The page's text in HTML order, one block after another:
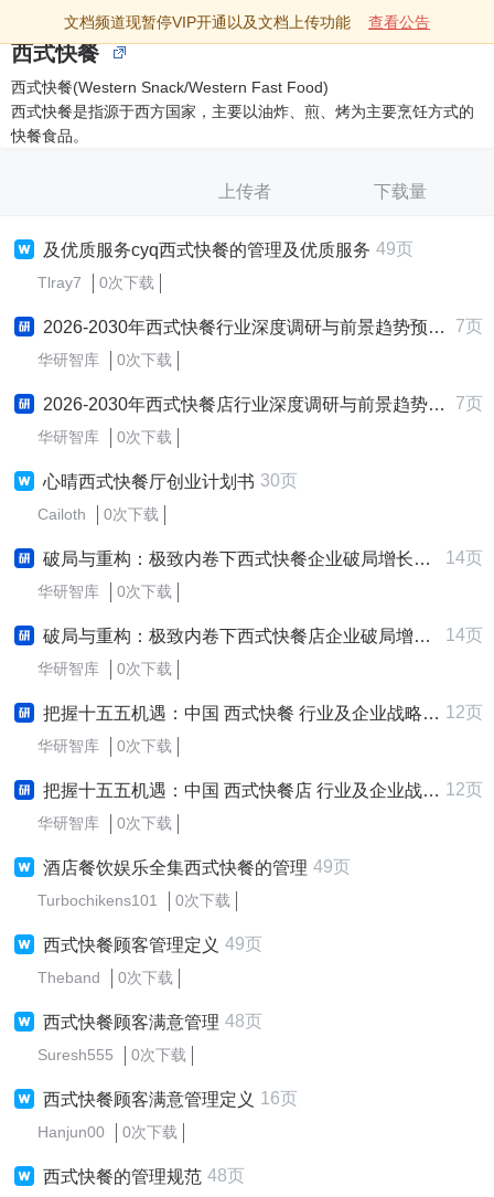
文档频道现暂停VIP开通以及文档上传功能 查看公告
西式快餐
西式快餐(Western Snack/Western Fast Food)
西式快餐是指源于西方国家，主要以油炸、煎、烤为主要烹饪方式的
快餐食品。
上传者 下载量
及优质服务cyq西式快餐的管理及优质服务 49页
Tlray7 0次下载
2026-2030年西式快餐行业深度调研与前景趋势预测报告 7页
华研智库 0次下载
2026-2030年西式快餐店行业深度调研与前景趋势预测报告 7页
华研智库 0次下载
心晴西式快餐厅创业计划书 30页
Cailoth 0次下载
破局与重构：极致内卷下西式快餐企业破局增长战略研究报告 (2025-2030版) 14页
华研智库 0次下载
破局与重构：极致内卷下西式快餐店企业破局增长战略研究报告 (2025-2030版) 14页
华研智库 0次下载
把握十五五机遇：中国 西式快餐 行业及企业战略规划深度解析报告 12页
华研智库 0次下载
把握十五五机遇：中国 西式快餐店 行业及企业战略规划深度解析报告 12页
华研智库 0次下载
酒店餐饮娱乐全集西式快餐的管理 49页
Turbochikens101 0次下载
西式快餐顾客管理定义 49页
Theband 0次下载
西式快餐顾客满意管理 48页
Suresh555 0次下载
西式快餐顾客满意管理定义 16页
Hanjun00 0次下载
西式快餐的管理规范 48页